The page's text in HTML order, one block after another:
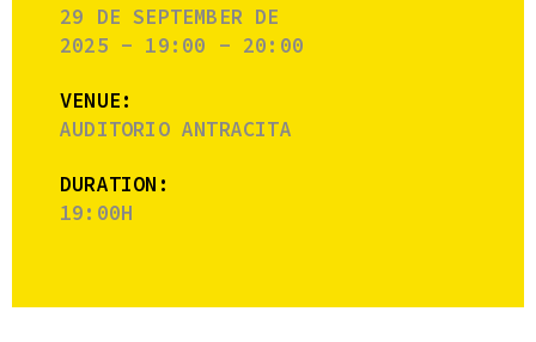
29 DE SEPTEMBER DE
2025 - 19:00 - 20:00
VENUE:
AUDITORIO ANTRACITA
DURATION:
19:00H